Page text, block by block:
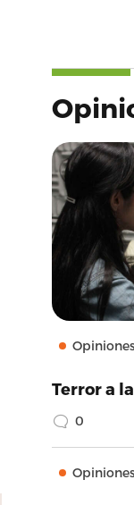
Opiniones
Terror a
0
Opiniones